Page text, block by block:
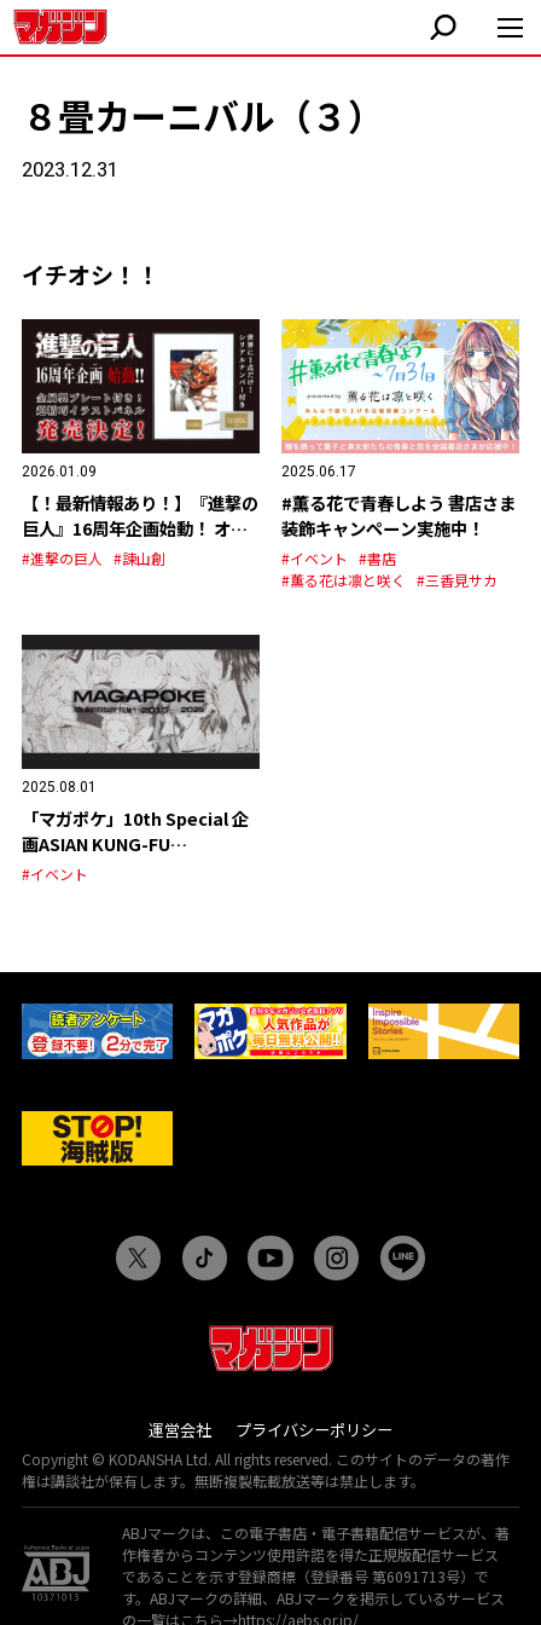
８畳カーニバル（３）
2023.12.31
イチオシ！！
2026.01.09
【！最新情報あり！】『進撃の
巨人』16周年企画始動！ オリ
ジナルグッズの発売が決定！
#進撃の巨人 #諫山創
2025.06.17
#薫る花で青春しよう 書店さま
装飾キャンペーン実施中！
#イベント
#書店
#薫る花は凛と咲く
#三香見サカ
2025.08.01
「マガポケ」10th Special 企
画ASIAN KUNG-FU
GENERATION スペシャルPV
#イベント
運営会社 プライバシーポリシー
Copyright © KODANSHA Ltd. All rights reserved. このサイトのデータの著作
権は講談社が保有します。無断複製転載放送等は禁止します。
ABJマークは、この電子書店・電子書籍配信サービスが、著
作権者からコンテンツ使用許諾を得た正規版配信サービス
であることを示す登録商標（登録番号 第6091713号）で
す。ABJマークの詳細、ABJマークを掲示しているサービス
の一覧はこちら→https://aebs.or.jp/